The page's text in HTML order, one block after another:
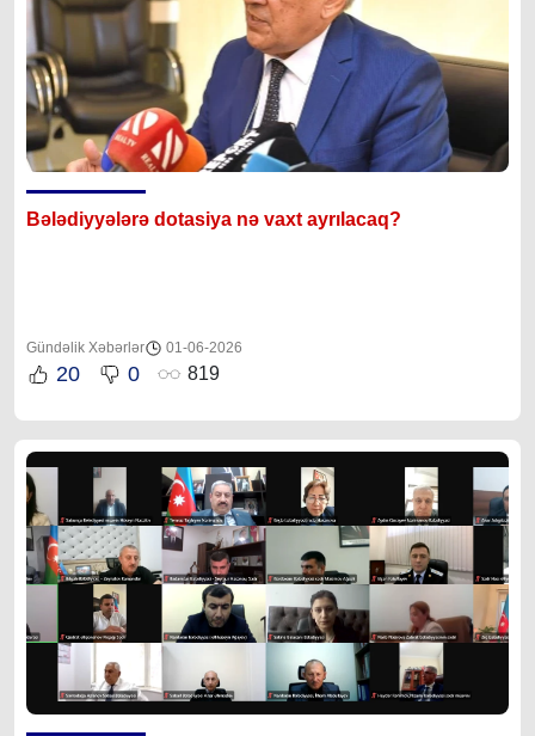
Bələdiyyələrə dotasiya nə vaxt ayrılacaq?
Gündəlik Xəbərlər 01-06-2026
20 0 819